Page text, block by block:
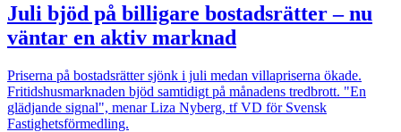
Juli bjöd på billigare bostadsrätter – nu
väntar en aktiv marknad
Priserna på bostadsrätter sjönk i juli medan villapriserna ökade.
Fritidshusmarknaden bjöd samtidigt på månadens tredbrott. "En
glädjande signal", menar Liza Nyberg, tf VD för Svensk
Fastighetsförmedling.